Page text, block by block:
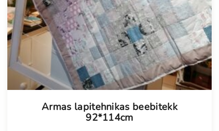
Armas lapitehnikas beebitekk
92*114cm